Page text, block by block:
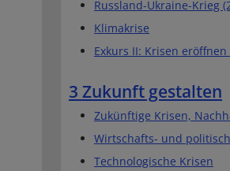
Russland-Ukraine-Krieg
Klimakrise
Exkurs II: Krisen eröffnen
3 Zukunft gestalten
Zukünftige Krisen,
Wirtschafts- und
Technologische Krisen